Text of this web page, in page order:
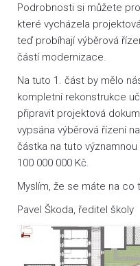
Podrobnosti si můžete
které vycházela
teď probíhají výběrová
částí modernizace.
Na tuto 1. část by mělo
kompletní rekonstrukce
připravit projektová
vypsána výběrová řízení
částka na tuto
100 000 000 Kč.
Myslím, že se máte na co
Pavel Škoda, ředitel školy